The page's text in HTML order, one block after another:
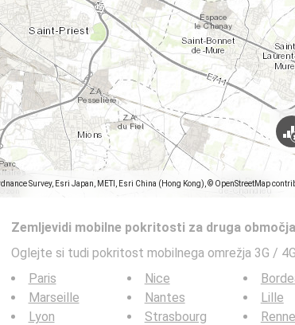
Survey, Esri Japan, METI, Esri China (Hong Kong), © OpenStreetMap
Zemljevidi mobilne pokritosti za druga območja
Oglejte si tudi pokritost mobilnega omrežja 3G /
Paris
Marseille
Lyon
Nice
Nantes
Strasbourg
Lille